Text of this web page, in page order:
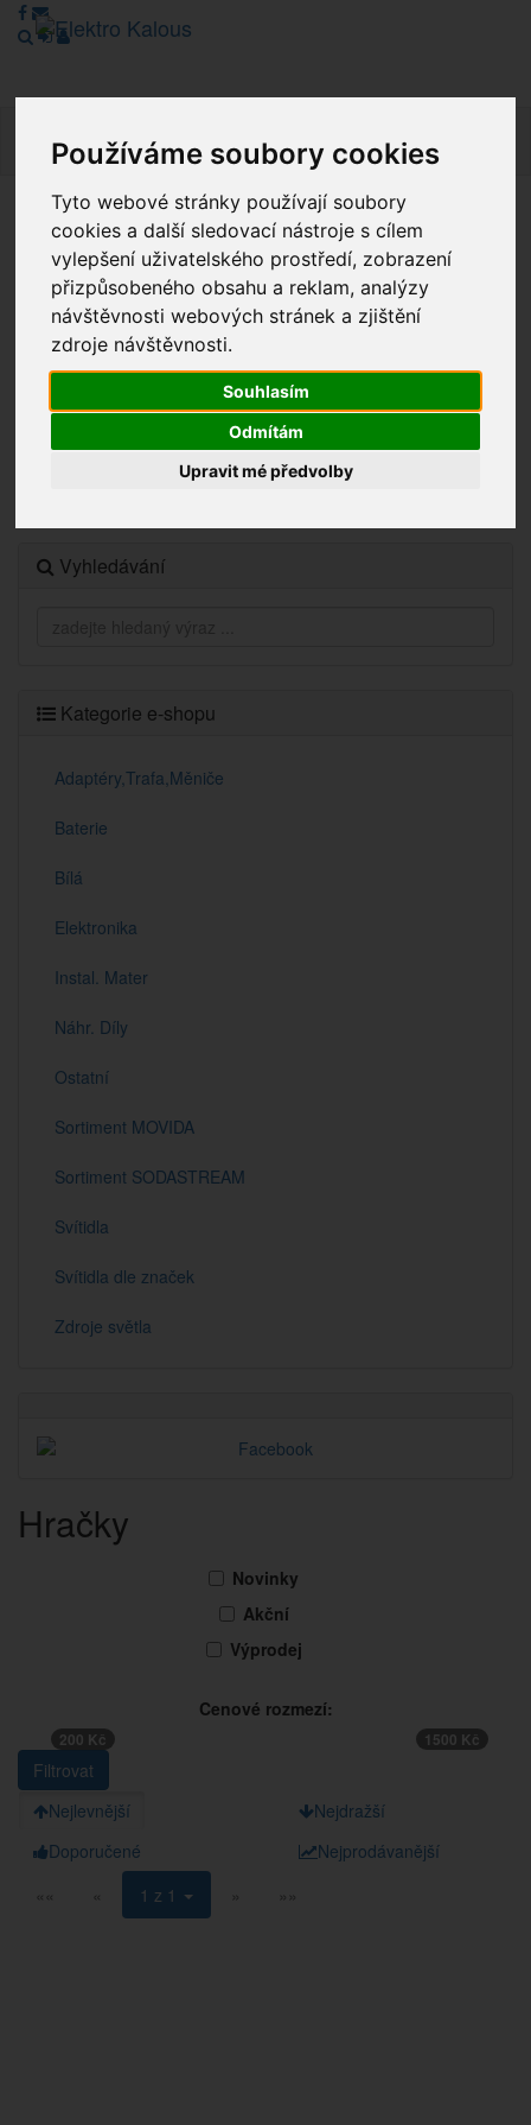
Používáme soubory cookies
Tyto webové stránky používají soubory
cookies a další sledovací nástroje s cílem
vylepšení uživatelského prostředí, zobrazení
přizpůsobeného obsahu a reklam, analýzy
návštěvnosti webových stránek a zjištění
zdroje návštěvnosti.
Souhlasím
Odmítám
Upravit mé předvolby
Vážení zákazníci, v tuto chvíli je Náš internetový obchod v
režimu Katalogu. Objednávky on-line nyní nelze vyřídit.
Děkujeme za pochopení.
Výprodej
Vyhledávání
Kategorie e-shopu
Adaptéry,Trafa,Měniče
Baterie
Bílá
Elektronika
Instal. Mater
Náhr. Díly
Ostatní
Sortiment MOVIDA
Sortiment SODASTREAM
Svítidla
Svítidla dle značek
Zdroje světla
Hračky
Novinky
Akční
Výprodej
Cenové rozmezí:
200 Kč 1500 Kč
Nejlevnější
Nejdražší
Doporučené
Nejprodávanější
««
« 1 z 1 » »»